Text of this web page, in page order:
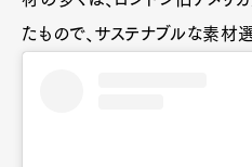
たもので、サステナブルな素材